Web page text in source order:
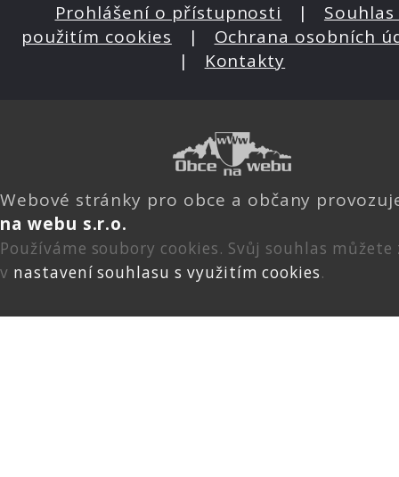
Prohlášení o přístupnosti | Souhlas
použitím cookies | Ochrana osobních
| Kontakty
Webové stránky pro obce a občany
na webu s.r.o.
Používáme soubory cookies. Svůj souhlas
v nastavení souhlasu s využitím cookies.